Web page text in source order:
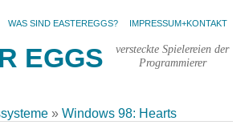
WAS SIND EASTEREGGS? IMPRESSUM+KONTAKT
EGGS
versteckte Spielereien der
Programmierer
» Windows 98: Hearts